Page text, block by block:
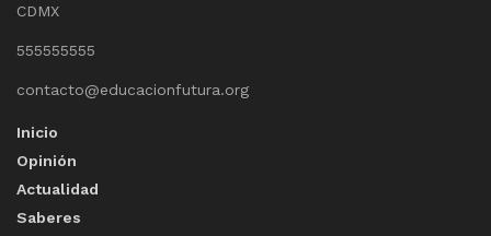
CDMX
555555555
contacto@educacionfutura.org
Inicio
Opinión
Actualidad
Saberes